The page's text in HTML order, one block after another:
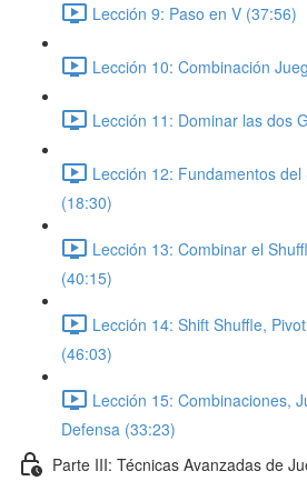
Lección 9: Paso en V (37:56)
Lección 10: Combinación
Lección 11: Dominar las dos
Lección 12: Fundamentos
(18:30)
Lección 13: Combinar el
(40:15)
Lección 14: Shift Shuffle,
(46:03)
Lección 15: Combinaciones,
Defensa (33:23)
Parte III: Técnicas Avanzadas de